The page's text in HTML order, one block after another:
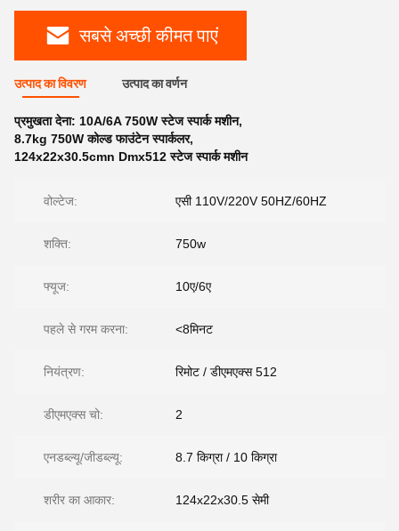
सबसे अच्छी कीमत पाएं
उत्पाद का विवरण उत्पाद का वर्णन
प्रमुखता देना: 10A/6A 750W स्टेज स्पार्क मशीन,
8.7kg 750W कोल्ड फाउंटेन स्पार्कलर,
124x22x30.5cmn Dmx512 स्टेज स्पार्क मशीन
वोल्टेज: एसी 110V/220V 50HZ/60HZ
शक्ति: 750w
फ्यूज: 10ए/6ए
पहले से गरम करना: <8मिनट
नियंत्रण: रिमोट / डीएमएक्स 512
डीएमएक्स चो: 2
एनडब्ल्यू/जीडब्ल्यू: 8.7 किग्रा / 10 किग्रा
शरीर का आकार: 124x22x30.5 सेमी